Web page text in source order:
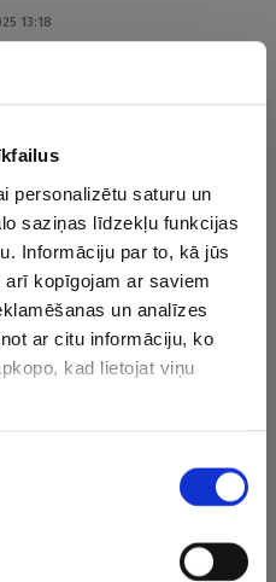
personalizētu saturu un
saziņas līdzekļu funkcijas
Informāciju par to, kā jūs
kopīgojam ar saviem
un analīzes
ar citu informāciju, ko
kad lietojat viņu
13:18
19:19
“Challenger” turnīrā
cīņā tomēr piekāpjas ranga
13:57
ATP rangā atgūst trīs
turnīra otro kārtu